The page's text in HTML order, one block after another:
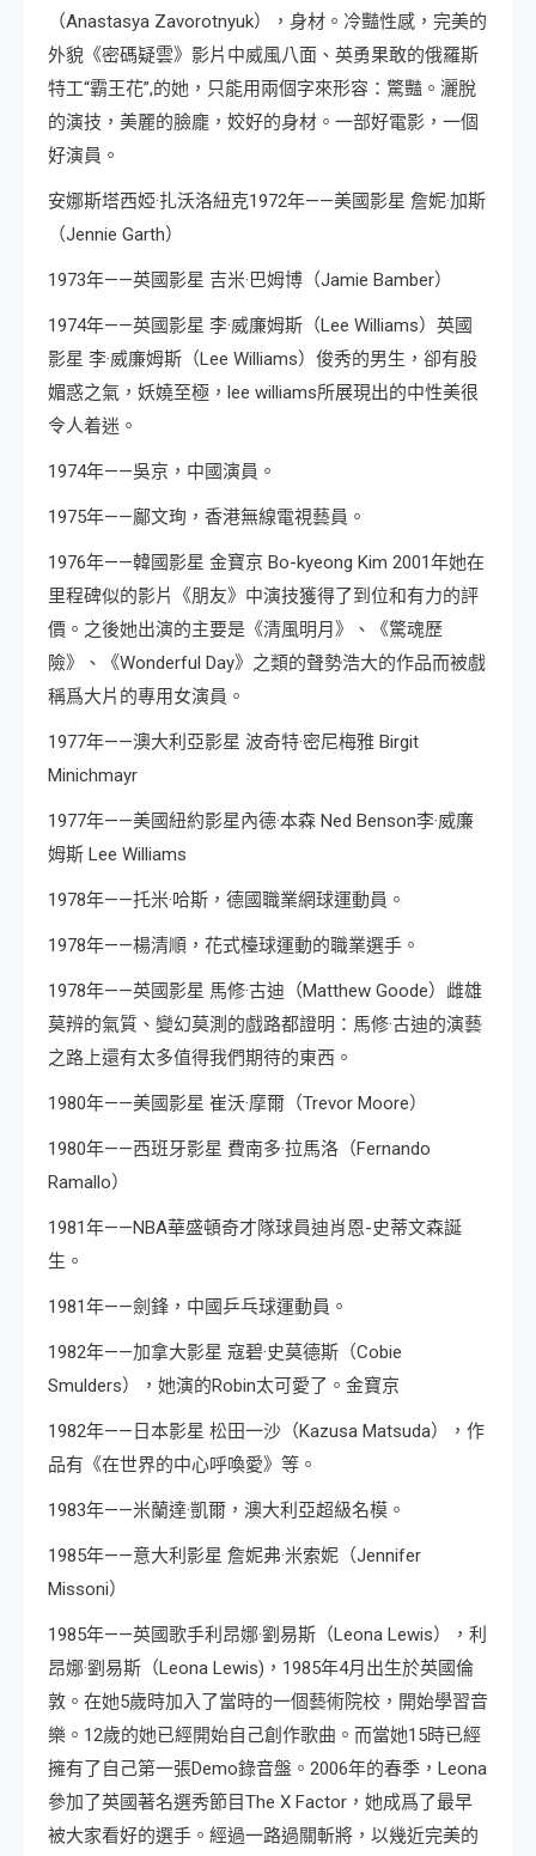
（Anastasya Zavorotnyuk），身材。冷豔性感，完美的
外貌《密碼疑雲》影片中威風八面、英勇果敢的俄羅斯
特工“霸王花”,的她，只能用兩個字來形容：驚豔。灑脫
的演技，美麗的臉龐，姣好的身材。一部好電影，一個
好演員。
安娜斯塔西婭·扎沃洛紐克1972年——美國影星 詹妮·加斯
（Jennie Garth）
1973年——英國影星 吉米·巴姆博（Jamie Bamber）
1974年——英國影星 李·威廉姆斯（Lee Williams）英國
影星 李·威廉姆斯（Lee Williams）俊秀的男生，卻有股
媚惑之氣，妖嬈至極，lee williams所展現出的中性美很
令人着迷。
1974年——吳京，中國演員。
1975年——鄺文珣，香港無線電視藝員。
1976年——韓國影星 金寶京 Bo-kyeong Kim 2001年她在
里程碑似的影片《朋友》中演技獲得了到位和有力的評
價。之後她出演的主要是《清風明月》、《驚魂歷
險》、《Wonderful Day》之類的聲勢浩大的作品而被戲
稱爲大片的專用女演員。
1977年——澳大利亞影星 波奇特·密尼梅雅 Birgit
Minichmayr
1977年——美國紐約影星內德·本森 Ned Benson李·威廉
姆斯 Lee Williams
1978年——托米·哈斯，德國職業網球運動員。
1978年——楊清順，花式檯球運動的職業選手。
1978年——英國影星 馬修·古迪（Matthew Goode）雌雄
莫辨的氣質、變幻莫測的戲路都證明：馬修·古迪的演藝
之路上還有太多值得我們期待的東西。
1980年——美國影星 崔沃·摩爾（Trevor Moore）
1980年——西班牙影星 費南多·拉馬洛（Fernando
Ramallo）
1981年——NBA華盛頓奇才隊球員迪肖恩-史蒂文森誕
生。
1981年——劍鋒，中國乒乓球運動員。
1982年——加拿大影星 寇碧·史莫德斯（Cobie
Smulders），她演的Robin太可愛了。金寶京
1982年——日本影星 松田一沙（Kazusa Matsuda），作
品有《在世界的中心呼喚愛》等。
1983年——米蘭達·凱爾，澳大利亞超級名模。
1985年——意大利影星 詹妮弗·米索妮（Jennifer
Missoni）
1985年——英國歌手利昂娜·劉易斯（Leona Lewis），利
昂娜·劉易斯（Leona Lewis)，1985年4月出生於英國倫
敦。在她5歲時加入了當時的一個藝術院校，開始學習音
樂。12歲的她已經開始自己創作歌曲。而當她15時已經
擁有了自己第一張Demo錄音盤。2006年的春季，Leona
參加了英國著名選秀節目The X Factor，她成爲了最早
被大家看好的選手。經過一路過關斬將，以幾近完美的